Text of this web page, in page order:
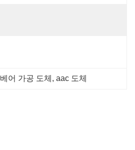
베어 가공 도체, aac 도체